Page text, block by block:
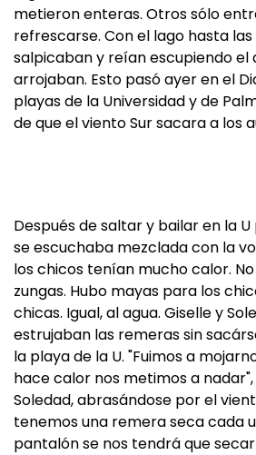
metieron enteras. Otros sólo
refrescarse. Con el lago hasta
salpicaban y reían escupiendo el
arrojaban. Esto pasó ayer en el
playas de la Universidad y de
de que el viento Sur sacara a los
Después de saltar y bailar en la
se escuchaba mezclada con la
los chicos tenían mucho calor.
zungas. Hubo mayas para los
chicas. Igual, al agua. Giselle y
estrujaban las remeras sin
la playa de la U. "Fuimos a
hace calor nos metimos a nadar",
Soledad, abrasándose por el
tenemos una remera seca cada
pantalón se nos tendrá que